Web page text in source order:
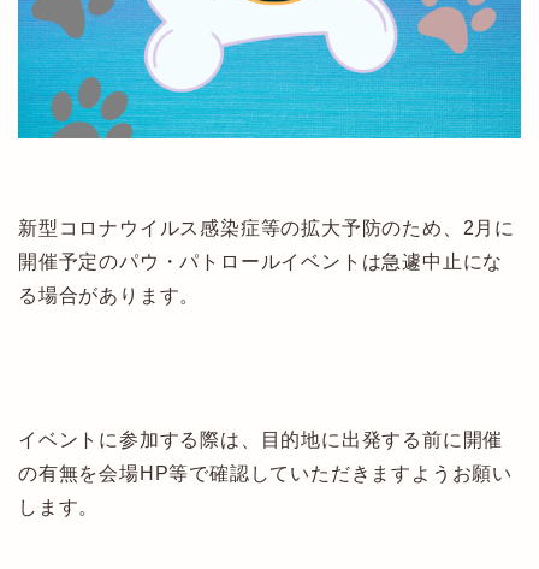
新型コロナウイルス感染症等の拡大予防のため、2月に
開催予定のパウ・パトロールイベントは急遽中止にな
る場合があります。
イベントに参加する際は、目的地に出発する前に開催
の有無を会場HP等で確認していただきますようお願い
します。